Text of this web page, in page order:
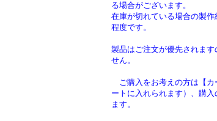
る場合がございます。
在庫が切れている場合の製
程度です。
製品はご注文が優先されま
せん。
ご購入をお考えの方は【カ
ートに入れられます）、購
ま